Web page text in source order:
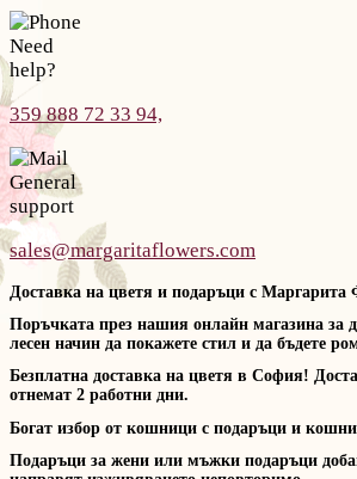
Need
help?
359 888 72 33 94,
General
support
sales@margaritaflowers.com
Доставка на цветя и подаръци с Маргарита
Поръчката през нашия онлайн магазина за
лесен начин да покажете стил и да бъдете
Безплатна доставка на цветя в София!
отнемат 2 работни дни.
Богат избор от кошници с подаръци и
Подаръци за жени или мъжки подаръци